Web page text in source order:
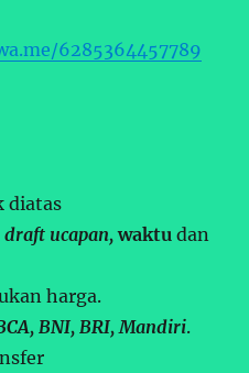
6285364457789
diatas
draft ucapan,waktudan
harga.
BNI, BRI, Mandiri.